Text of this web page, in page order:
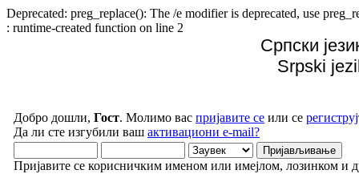
Deprecated: preg_replace(): The /e modifier is deprecated, use
: runtime-created function on line 2
Српски
Srpski
Добро дошли, Гост. Молимо вас пријавите се или се
Да ли сте изгубили ваш активациони e-mail?
Пријавите се корисничким именом или имејлом, лозинком и